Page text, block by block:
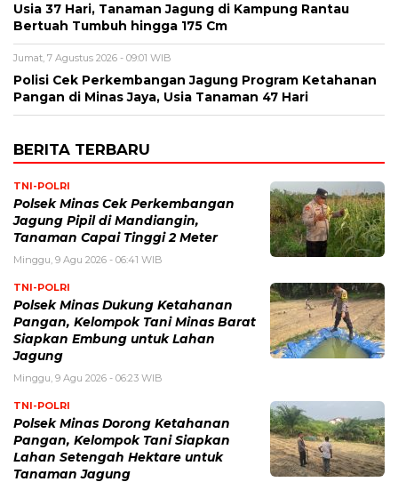
Usia 37 Hari, Tanaman Jagung di Kampung Rantau
Bertuah Tumbuh hingga 175 Cm
Jumat, 7 Agustus 2026 - 09:01 WIB
Polisi Cek Perkembangan Jagung Program Ketahanan
Pangan di Minas Jaya, Usia Tanaman 47 Hari
BERITA TERBARU
TNI-POLRI
Polsek Minas Cek Perkembangan
Jagung Pipil di Mandiangin,
Tanaman Capai Tinggi 2 Meter
Minggu, 9 Agu 2026 - 06:41 WIB
TNI-POLRI
Polsek Minas Dukung Ketahanan
Pangan, Kelompok Tani Minas Barat
Siapkan Embung untuk Lahan
Jagung
Minggu, 9 Agu 2026 - 06:23 WIB
TNI-POLRI
Polsek Minas Dorong Ketahanan
Pangan, Kelompok Tani Siapkan
Lahan Setengah Hektare untuk
Tanaman Jagung